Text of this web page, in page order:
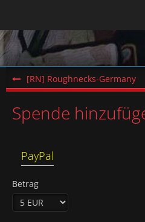
[RN] Roughnecks-Germany
Spende
PayPal
Betrag